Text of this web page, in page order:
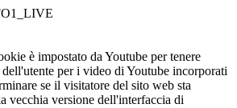
è impostato da Youtube per tenere
per i video di Youtube incorporati
se il visitatore del sito web sta
vecchia versione dell'interfaccia di